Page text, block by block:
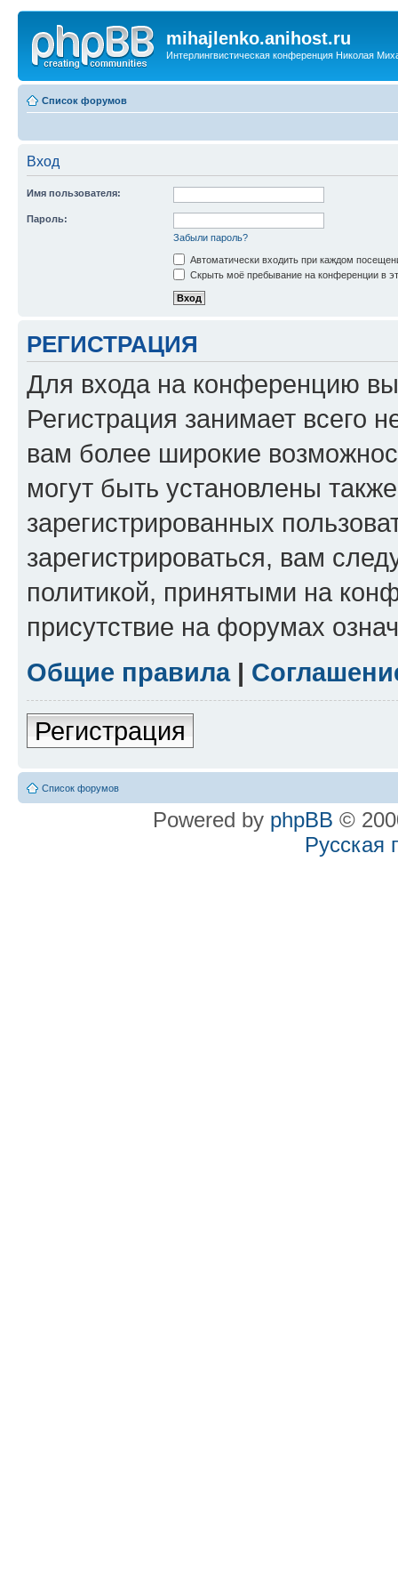
mihajlenko.anihost.ru
Интерлингвистическая конференция Николая
Список форумов
Вход
Имя пользователя:
Пароль:
Забыли пароль?
Автоматически входить при каждом
Скрыть моё пребывание на конференции в
РЕГИСТРАЦИЯ
Для входа на конференцию
Регистрация занимает всего
вам более широкие
могут быть установлены
зарегистрированных
зарегистрироваться, вам
политикой, принятыми на
присутствие на форумах
Общие правила|
Регистрация
Список форумов
Powered by phpBB ©
Русская